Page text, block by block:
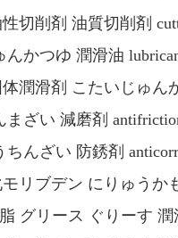
切削剤 油質切削剤
んかつゆ 潤滑油
潤滑剤 こたいじゅ
まざい 減磨剤
ちんざい 防銹剤
リブデン にりゅうか
グリース ぐりーす 潤